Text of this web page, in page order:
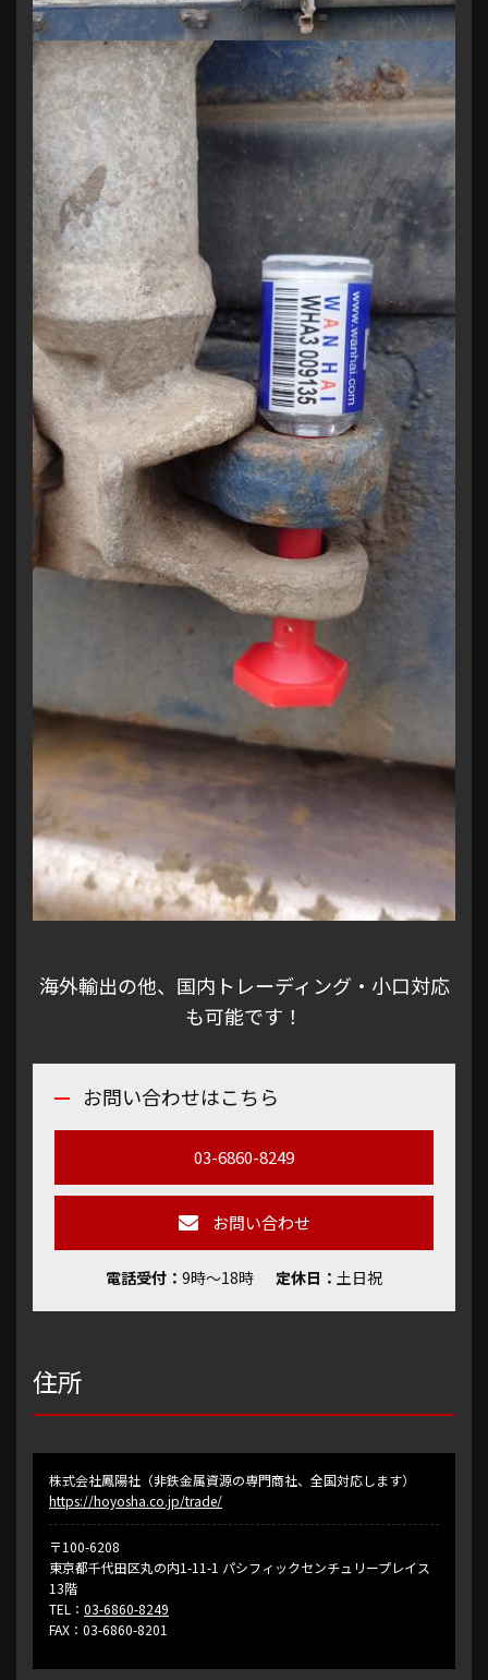
海外輸出の他、国内トレーディング・小口対応
も可能です！
お問い合わせはこちら
03-6860-8249
お問い合わせ
電話受付 9時～18時 定休日 土日祝
住所
株式会社鳳陽社（非鉄金属資源の専門商社、全国対応します）
https://hoyosha.co.jp/trade/
〒100-6208
東京都千代田区丸の内1-11-1 パシフィックセンチュリープレイス
13階
TEL： 03-6860-8249
FAX：03-6860-8201